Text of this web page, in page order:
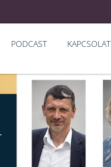
PODCAST KAPCSOLAT